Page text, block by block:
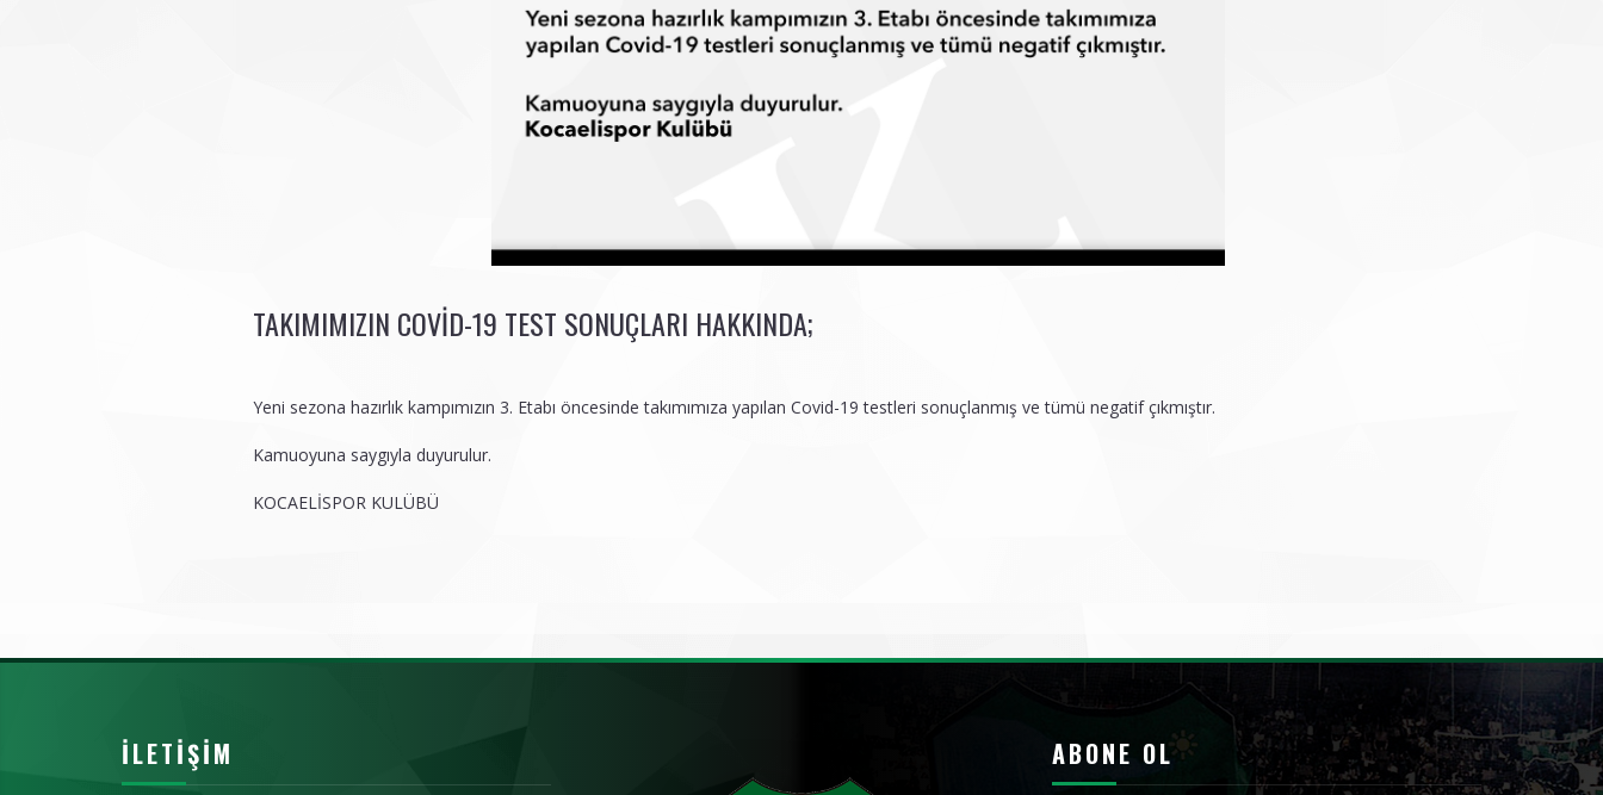
TAKIMIMIZIN COVID-19 TEST SONUÇLARI HAKKINDA;
Yeni sezona hazırlık kampımızın 3. Etabı öncesinde takımımıza yapılan Covid-19 testleri sonuçlanmış ve tümü negatif çıkmıştır.
Kamuoyuna saygıyla duyurulur.
KOCAELİSPOR KULÜBÜ
İLETIŞIM ABONE OL